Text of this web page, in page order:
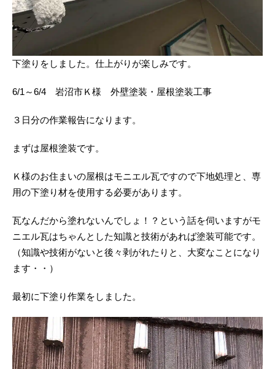
下塗りをしました。仕上がりが楽しみです。
6/1～6/4 岩沼市Ｋ様 外壁塗装・屋根塗装工事
３日分の作業報告になります。
まずは屋根塗装です。
Ｋ様のお住まいの屋根はモニエル瓦ですので下地処理と、専
用の下塗り材を使用する必要があります。
瓦なんだから塗れないんでしょ！？という話を伺いますがモ
ニエル瓦はちゃんとした知識と技術があれば塗装可能です。
（知識や技術がないと後々剥がれたりと、大変なことになり
ます・・）
最初に下塗り作業をしました。